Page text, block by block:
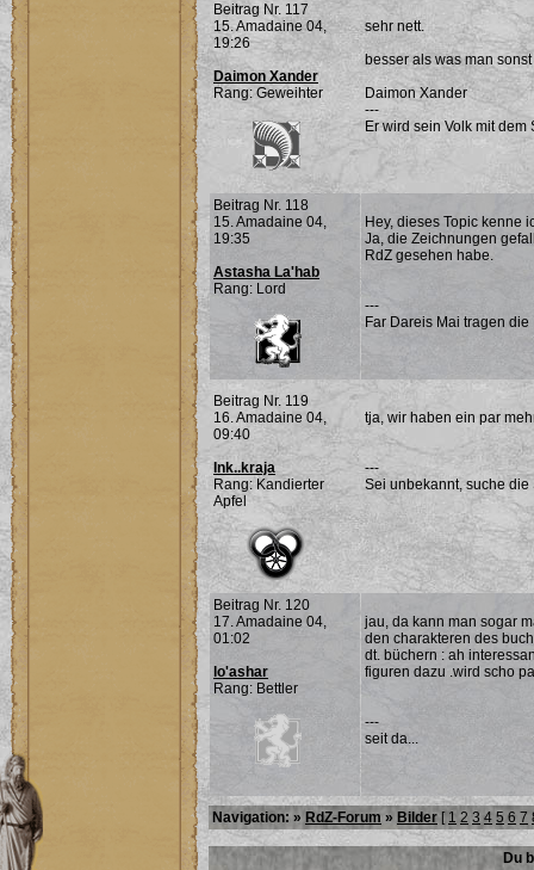
Beitrag Nr. 117
15. Amadaine 04,
19:26
Daimon Xander
Rang: Geweihter
sehr nett.
besser als was man
Daimon Xander
---
Er wird sein Volk mit
Beitrag Nr. 118
15. Amadaine 04,
19:35
Astasha La'hab
Rang: Lord
Hey, dieses Topic kenne
Ja, die Zeichnungen
RdZ gesehen habe.
---
Far Dareis Mai tragen
Beitrag Nr. 119
16. Amadaine 04,
09:40
Ink..kraja
Rang: Kandierter
Apfel
tja, wir haben ein par
---
Sei unbekannt, suche die
Beitrag Nr. 120
17. Amadaine 04,
01:02
lo'ashar
Rang: Bettler
jau, da kann man sogar
den charakteren des
dt. büchern : ah
figuren dazu .wird scho
---
seit da...
Navigation: » RdZ-Forum » Bilder [ 1 2 3 4 5 6 7
Du